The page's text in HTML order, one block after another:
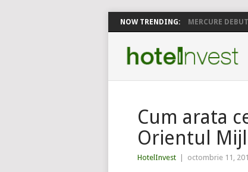
NOW TRENDING: MERCURE
Cum arata
Orientul
HotelInvest octombrie 11,